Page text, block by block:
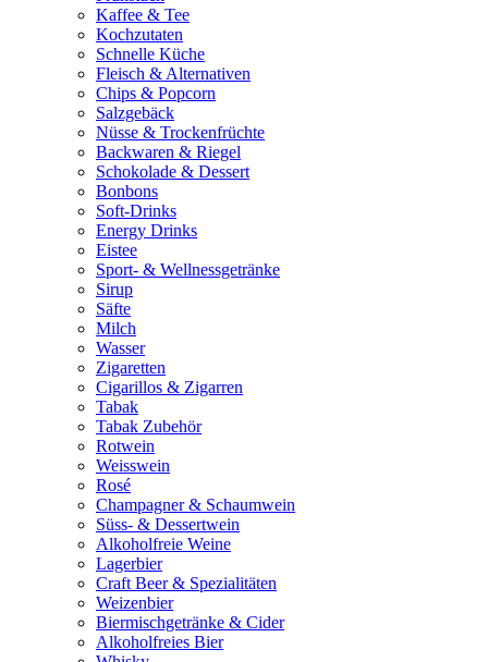
Kaffee & Tee
Kochzutaten
Schnelle Küche
Fleisch & Alternativen
Chips & Popcorn
Salzgebäck
Nüsse & Trockenfrüchte
Backwaren & Riegel
Schokolade & Dessert
Bonbons
Soft-Drinks
Energy Drinks
Eistee
Sport- & Wellnessgetränke
Sirup
Säfte
Milch
Wasser
Zigaretten
Cigarillos & Zigarren
Tabak
Tabak Zubehör
Rotwein
Weisswein
Rosé
Champagner & Schaumwein
Süss- & Dessertwein
Alkoholfreie Weine
Lagerbier
Craft Beer & Spezialitäten
Weizenbier
Biermischgetränke & Cider
Alkoholfreies Bier